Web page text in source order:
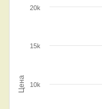
Цена 10k
15k
20k